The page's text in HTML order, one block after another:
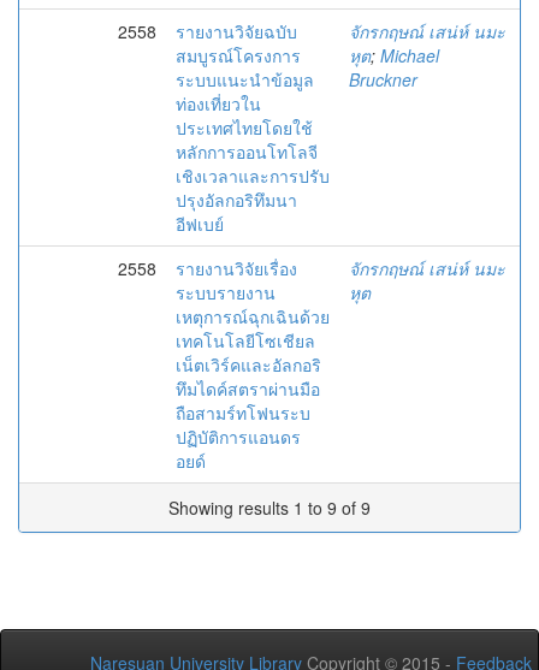
2558
รายงานวิจัยฉบับ
สมบูรณ์โครงการ
ระบบแนะนำข้อมูล
ท่องเที่ยวใน
ประเทศไทยโดยใช้
หลักการออนโทโลจี
เชิงเวลาและการปรับ
ปรุงอัลกอริทึมนา
อีฟเบย์
จักรกฤษณ์ เสน่ห์ นมะ
หุต; Michael
Bruckner
2558
รายงานวิจัยเรื่อง
ระบบรายงาน
เหตุการณ์ฉุกเฉินด้วย
เทคโนโลยีโซเชียล
เน็ตเวิร์คและอัลกอริ
ทึมไดค์สตราผ่านมือ
ถือสามร์ทโฟนระบ
ปฏิบัติการแอนดร
อยด์
จักรกฤษณ์ เสน่ห์ นมะ
หุต
Showing results 1 to 9 of 9
Naresuan University Library Copyright © 2015 - Feedback